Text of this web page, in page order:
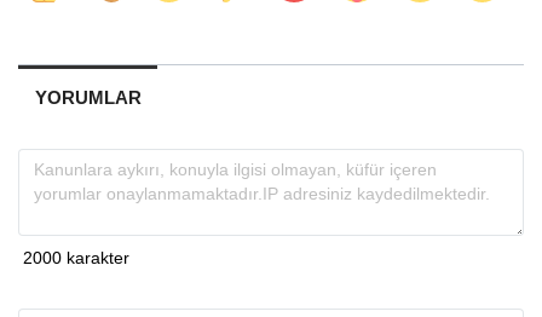
YORUMLAR